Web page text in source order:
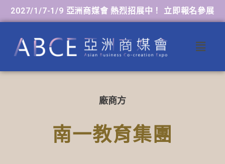
2027/1/7-1/9 亞洲商媒會 熱烈招展中！ 立即報名參展
廠商方
南一教育集團